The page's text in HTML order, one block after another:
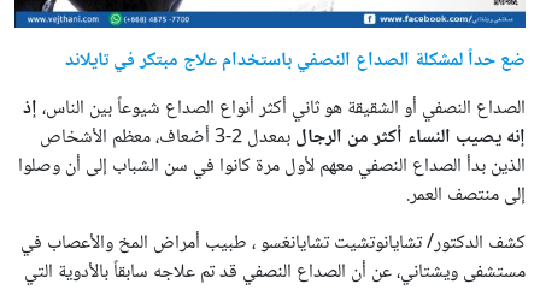
ضع حداً لمشكلة الصداع النصفي باستخدام علاج مبتكر في تايلاند
الصداع النصفي أو الشقيقة هو ثاني أكثر أنواع الصداع شيوعاً بين الناس،إذ
إنه يصيب النساء أكثر من الرجال
بمعدل 2-3 أضعاف، معظم الأشخاص
الذين بدأ الصداع النصفي معهم لأول مرة كانوا في سن الشباب إلى أن وصلوا
إلى منتصف العمر.
كشف الدكتور/ تشايانوتشيت تشايانغسو ، طبيب أمراض المخ والأعصاب في
مستشفى ويشتاني، عن أن الصداع النصفي قد تم علاجه سابقاً بالأدوية التي